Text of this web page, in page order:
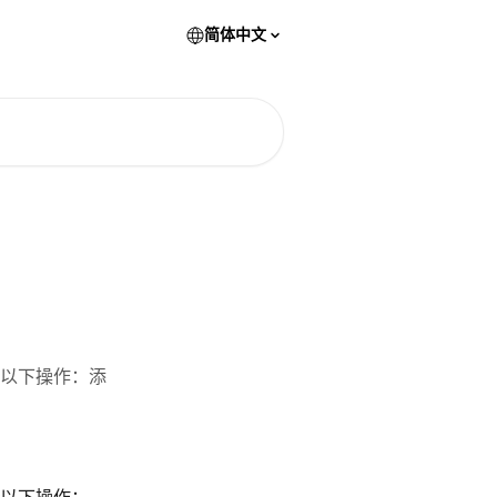
简体中文
下操作：添